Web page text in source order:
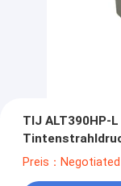
TIJ ALT390HP-
mit hoher
Preis：Negotiated